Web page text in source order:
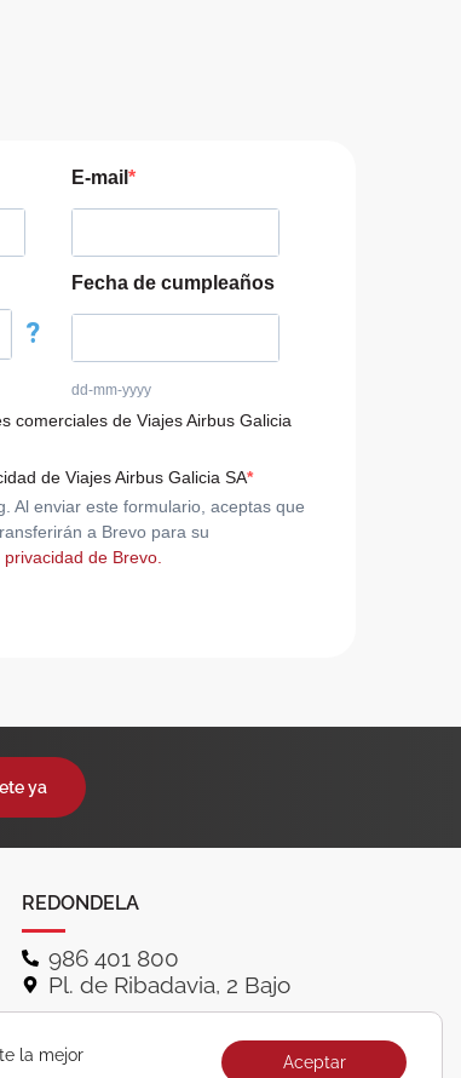
E-mail
?
Fecha de cumpleaños
dd-mm-yyyy
comerciales de Viajes Airbus Galicia
de Viajes Airbus Galicia SA
Al enviar este formulario, aceptas que
a Brevo para su
de Brevo.
ya
REDONDELA
986 401 800
Pl. de Ribadavia, 2 Bajo
la mejor
Aceptar